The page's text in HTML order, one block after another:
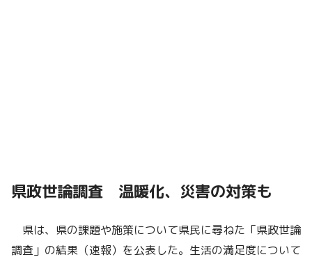
県政世論調査 温暖化、災害の対策も
県は、県の課題や施策について県民に尋ねた「県政世論
調査」の結果（速報）を公表した。生活の満足度について